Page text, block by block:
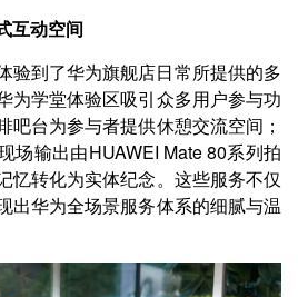
互动空间
验到了华为旗舰店日常所提供的多
为学堂体验区吸引众多用户参与功
吧台为参与者提供休憩交流空间；
场输出由HUAWEI Mate 80系列拍
忆转化为实体纪念。这些服务不仅
出华为全场景服务体系的细腻与温